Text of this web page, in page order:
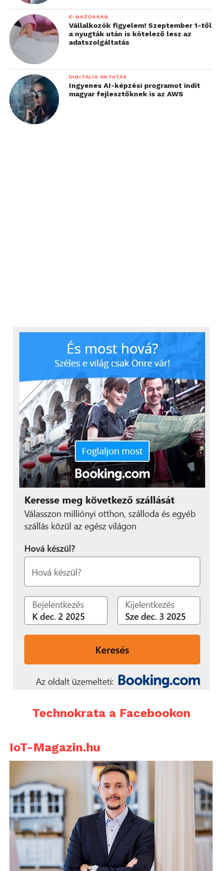
E-GAZDASÁG
Vállalkozók figyelem! Szeptember 1-től
a nyugták után is kötelező lesz az
adatszolgáltatás
DIGITÁLIS OKTATÁS
Ingyenes AI-képzési programot indít
magyar fejlesztőknek is az AWS
Technokrata a Facebookon
IoT-Magazin.hu